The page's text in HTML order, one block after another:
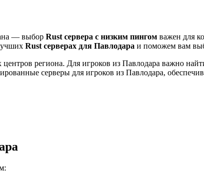
— выбор Rust сервера с низким пингом важен для
Rust серверах для Павлодара и поможем вам
региона. Для игроков из Павлодара важно
серверы для игроков из Павлодара,